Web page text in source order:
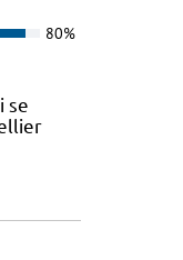
80%
se